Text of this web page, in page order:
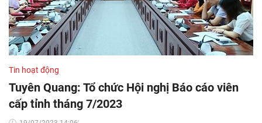
Tin hoạt động
Tuyên Quang: Tổ chức Hội nghị Báo cáo viên
cấp tỉnh tháng 7/2023